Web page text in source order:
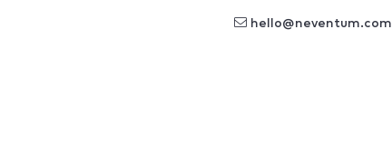
hello@neventum.com